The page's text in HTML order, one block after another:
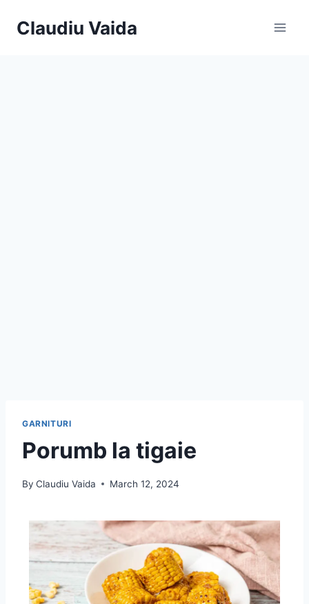
Claudiu Vaida
GARNITURI
Porumb la tigaie
By Claudiu Vaida March 12, 2024